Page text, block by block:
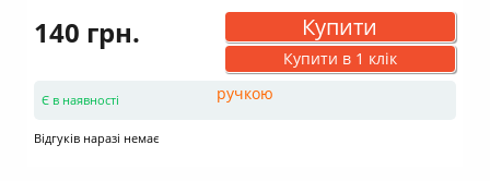
140 грн. Купити
Купити в 1 клік
Є в наявності
Відгуків наразі немає